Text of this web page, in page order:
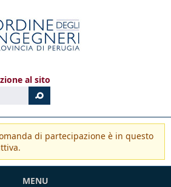
al sito
di partecipazione è in questo
MENU